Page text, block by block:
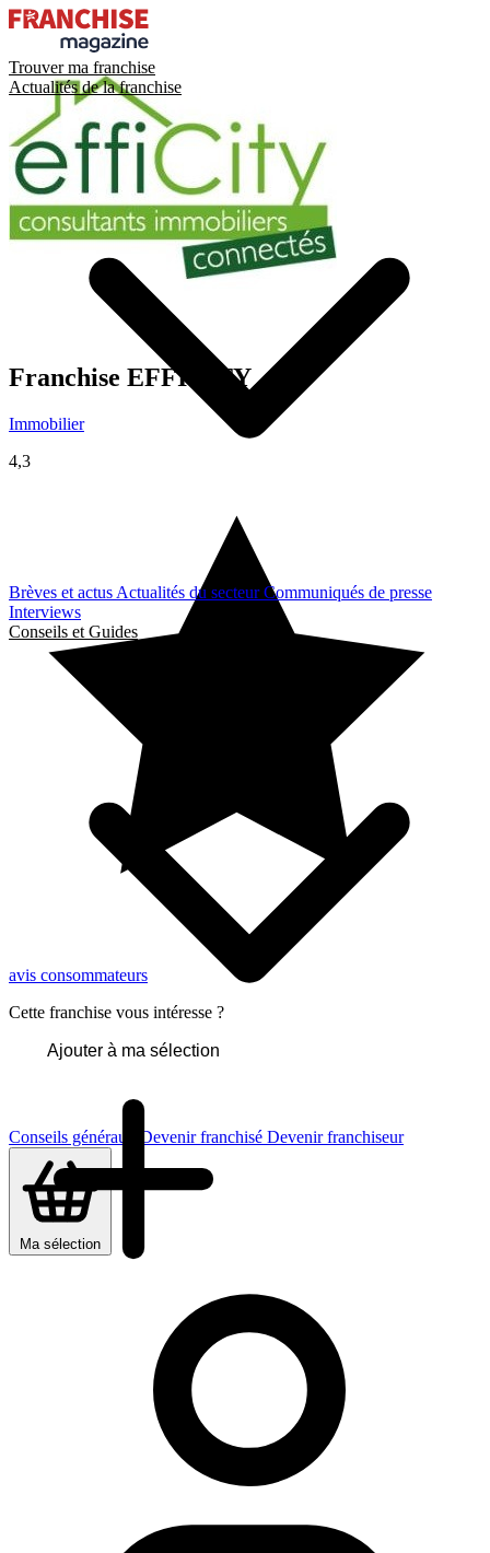
Trouver ma franchise
Actualités de la franchise
Brèves et actus Actualités du secteurCommuniqués de presse
Interviews
Conseils et Guides
Conseils généraux Devenir franchisé Devenir franchiseur
Ma sélection
Franchise EFFICITY
Immobilier
4,3
avis consommateurs
Cette franchise vous intéresse ?
Ajouter à ma sélection